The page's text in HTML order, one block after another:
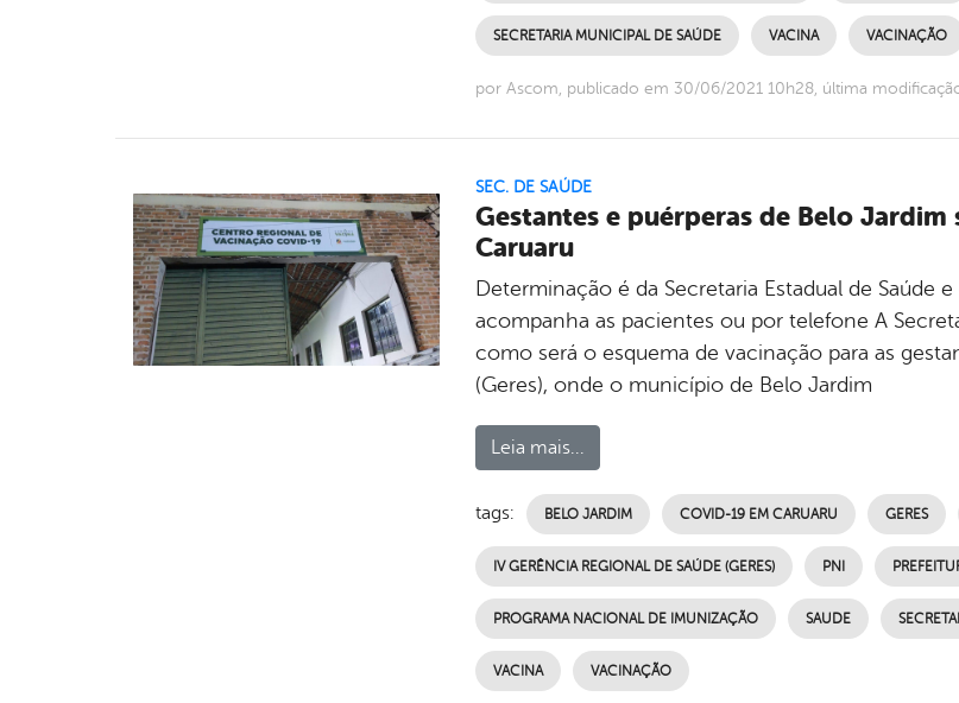
SECRETARIA MUNICIPAL DE SAÚDE VACINA VACINAÇÃO
por Ascom, publicado em 30/06/2021 10h28, última
SEC. DE SAÚDE
Gestantes e puérperas de Belo
Caruaru
Determinação é da Secretaria Estadual de Saúde
acompanha as pacientes ou por telefone A
como será o esquema de vacinação para as
(Geres), onde o município de Belo Jardim
Leia mais...
tags: BELO JARDIM COVID-19 EM CARUARU GERES
IV GERÊNCIA REGIONAL DE SAÚDE (GERES) PNI
PROGRAMA NACIONAL DE IMUNIZAÇÃO SAUDE
VACINA VACINAÇÃO